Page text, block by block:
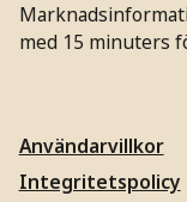
med 15 minuters
Användarvillkor
Integritetspolicy